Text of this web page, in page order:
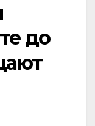
до